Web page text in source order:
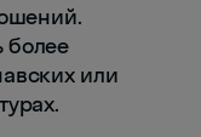
более
или